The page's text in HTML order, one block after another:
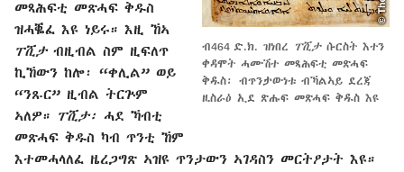
ብ464 ድ.ክ. ዝነበረ ፐሺታ ሱርስት እተን
ቀዳሞት ሓሙሽተ መጻሕፍቲ መጽሓፍ
ቅዱስ፡ ብጥንታውነቱ ብኻልኣይ ደረጃ
ዚስራዕ ኢደ ጽሑፍ መጽሓፍ ቅዱስ እዩ
መጻሕፍቲ መጽሓፍ ቅዱስ
ዝሓቘፈ እዩ ነይሩ። እዚ ኸኣ
ፐሺታ ብዚብል ስም ዚፍለጥ
ኪኸውን ከሎ፡ “ቀሊል” ወይ
“ንጹር” ዚብል ትርጕም
ኣለዎ።
ፐሺታ፡ ሓደ ኻብቲ
መጽሓፍ ቅዱስ ካብ ጥንቲ ኸም
እተመሓላለፈ ዜረጋግጽ ኣዝዩ ጥንታውን ኣገዳስን መርትዖታት እዩ።